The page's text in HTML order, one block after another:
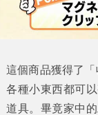
這個商品獲得了
各種小東西都可
道具。畢竟家中